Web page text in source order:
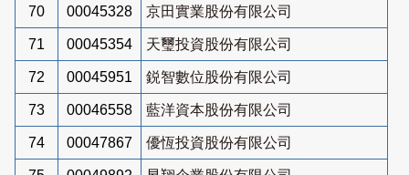
70 00045328 京田實業股份有限公司
71 00045354 天璽投資股份有限公司
72 00045951 鋭智數位股份有限公司
73 00046558 藍洋資本股份有限公司
74 00047867 優恆投資股份有限公司